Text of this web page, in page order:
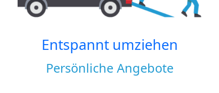
Entspannt umziehen
Persönliche Angebote